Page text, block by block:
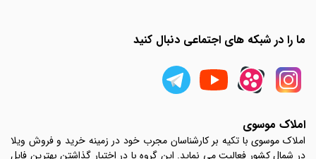
ما را در شبکه های اجتماعی دنبال کنید
املاک موسوی
املاک موسوی با تکیه بر کارشناسان مجرب خود در زمینه خرید و فروش ویلا
در شمال کشور فعالیت می نماید. این گروه با در اختیار گذاشتن بهترین فایل